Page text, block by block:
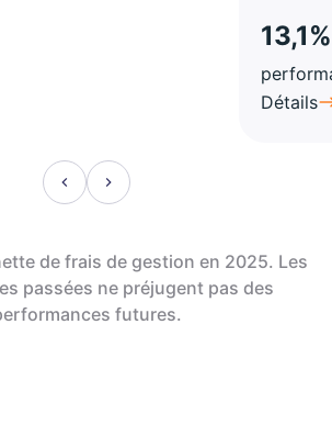
13,1%
Détails
de frais de gestion en 2025. Les
passées ne préjugent pas des
futures.